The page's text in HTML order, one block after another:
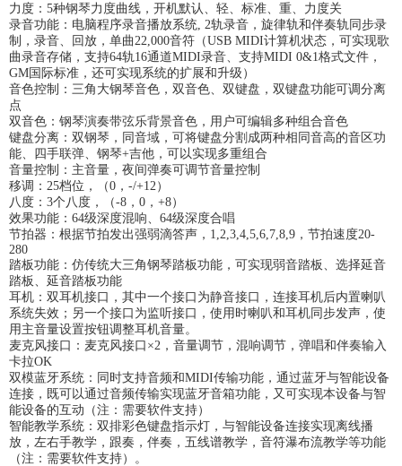
力度：5种钢琴力度曲线，开机默认、轻、标准、重、力度关
录音功能：电脑程序录音播放系统, 2轨录音，旋律轨和伴奏轨同步录
制，录音、回放，单曲22,000音符（USB MIDI计算机状态，可实现歌
曲录音存储，支持64轨16通道MIDI录音、支持MIDI 0&1格式文件，
GM国际标准，还可实现系统的扩展和升级）
音色控制：三角大钢琴音色，双音色、双键盘，双键盘功能可调分离
点
双音色：钢琴演奏带弦乐背景音色，用户可编辑多种组合音色
键盘分离：双钢琴，同音域，可将键盘分割成两种相同音高的音区功
能、四手联弹、钢琴+吉他，可以实现多重组合
音量控制：主音量，夜间弹奏可调节音量控制
移调：25档位，（0，-/+12）
八度：3个八度，（-8，0，+8）
效果功能：64级深度混响、64级深度合唱
节拍器：根据节拍发出强弱滴答声，1,2,3,4,5,6,7,8,9，节拍速度20-
280
踏板功能：仿传统大三角钢琴踏板功能，可实现弱音踏板、选择延音
踏板、延音踏板功能
耳机：双耳机接口，其中一个接口为静音接口，连接耳机后内置喇叭
系统失效；另一个接口为监听接口，使用时喇叭和耳机同步发声，使
用主音量设置按钮调整耳机音量。
麦克风接口：麦克风接口×2，音量调节，混响调节，弹唱和伴奏输入
卡拉OK
双模蓝牙系统：同时支持音频和MIDI传输功能，通过蓝牙与智能设备
连接，既可以通过音频传输实现蓝牙音箱功能，又可实现本设备与智
能设备的互动（注：需要软件支持）
智能教学系统：双排彩色键盘指示灯，与智能设备连接实现离线播
放，左右手教学，跟奏，伴奏，五线谱教学，音符瀑布流教学等功能
（注：需要软件支持）。